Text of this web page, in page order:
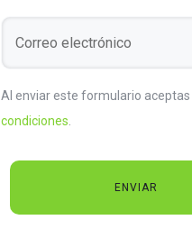
Al enviar este formulario aceptas
condiciones